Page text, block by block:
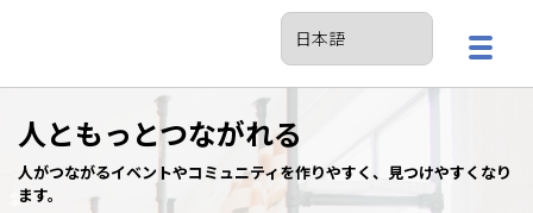
人ともっとつながれる
人がつながるイベントやコミュニティを作りやすく、見つけやすくなり
ます。